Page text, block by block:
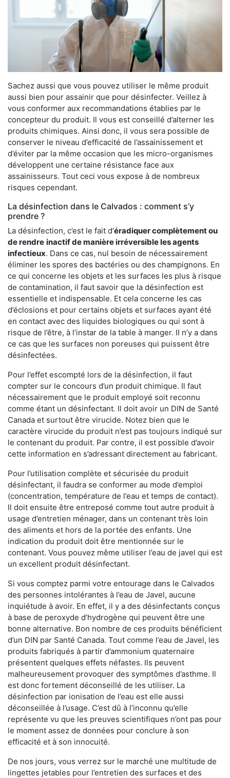
Sachez aussi que vous pouvez utiliser le même produit
aussi bien pour assainir que pour désinfecter. Veillez à
vous conformer aux recommandations établies par le
concepteur du produit. Il vous est conseillé d’alterner les
produits chimiques. Ainsi donc, il vous sera possible de
conserver le niveau d’efficacité de l’assainissement et
d’éviter par la même occasion que les micro-organismes
développent une certaine résistance face aux
assainisseurs. Tout ceci vous expose à de nombreux
risques cependant.
La désinfection dans le Calvados : comment s’y
prendre ?
La désinfection, c’est le fait d’éradiquer complètement ou
de rendre inactif de manière irréversible les agents
infectieux. Dans ce cas, nul besoin de nécessairement
éliminer les spores des bactéries ou des champignons. En
ce qui concerne les objets et les surfaces les plus à risque
de contamination, il faut savoir que la désinfection est
essentielle et indispensable. Et cela concerne les cas
d’éclosions et pour certains objets et surfaces ayant été
en contact avec des liquides biologiques ou qui sont à
risque de l’être, à l’instar de la table à manger. II n’y a dans
ce cas que les surfaces non poreuses qui puissent être
désinfectées.
Pour l’effet escompté lors de la désinfection, il faut
compter sur le concours d’un produit chimique. Il faut
nécessairement que le produit employé soit reconnu
comme étant un désinfectant. Il doit avoir un DIN de Santé
Canada et surtout être virucide. Notez bien que le
caractère virucide du produit n’est pas toujours indiqué sur
le contenant du produit. Par contre, il est possible d’avoir
cette information en s’adressant directement au fabricant.
Pour l’utilisation complète et sécurisée du produit
désinfectant, il faudra se conformer au mode d’emploi
(concentration, température de l’eau et temps de contact).
Il doit ensuite être entreposé comme tout autre produit à
usage d’entretien ménager, dans un contenant très loin
des aliments et hors de la portée des enfants. Une
indication du produit doit être mentionnée sur le
contenant. Vous pouvez même utiliser l’eau de javel qui est
un excellent produit désinfectant.
Si vous comptez parmi votre entourage dans le Calvados
des personnes intolérantes à l’eau de Javel, aucune
inquiétude à avoir. En effet, il y a des désinfectants conçus
à base de peroxyde d’hydrogène qui peuvent être une
bonne alternative. Bon nombre de ces produits bénéficient
d’un DIN par Santé Canada. Tout comme l’eau de Javel, les
produits fabriqués à partir d’ammonium quaternaire
présentent quelques effets néfastes. Ils peuvent
malheureusement provoquer des symptômes d’asthme. Il
est donc fortement déconseillé de les utiliser. La
désinfection par ionisation de l’eau est elle aussi
déconseillée à l’usage. C’est dû à l’inconnu qu’elle
représente vu que les preuves scientifiques n’ont pas pour
le moment assez de données pour conclure à son
efficacité et à son innocuité.
De nos jours, vous verrez sur le marché une multitude de
lingettes jetables pour l’entretien des surfaces et des